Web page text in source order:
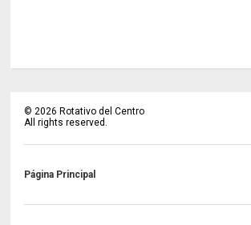
© 2026 Rotativo del Centro
All rights reserved.
Página Principal